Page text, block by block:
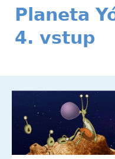
Planeta
4. vstup